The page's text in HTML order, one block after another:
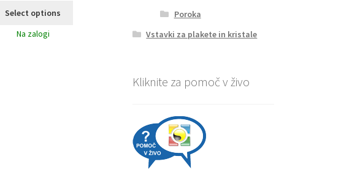
Select options
Na zalogi
Poroka
Vstavki za plakete in kristale
Kliknite za pomoč v živo